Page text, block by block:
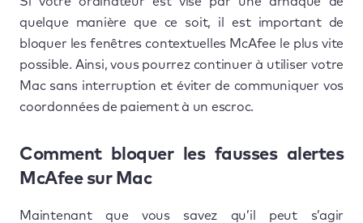
quelque manière que ce soit, il est important de
bloquer les fenêtres contextuelles McAfee le plus vite
possible. Ainsi, vous pourrez continuer à utiliser votre
Mac sans interruption et éviter de communiquer vos
coordonnées de paiement à un escroc.
Comment bloquer les fausses alertes
McAfee sur Mac
Maintenant que vous savez qu’il peut s’agir